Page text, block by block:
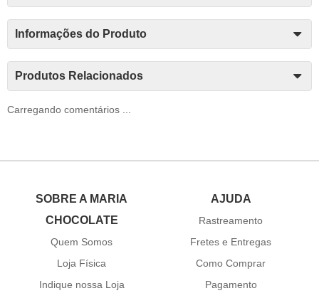
Informações do Produto
Produtos Relacionados
Carregando comentários ...
SOBRE A MARIA
CHOCOLATE
Quem Somos
Loja Física
Indique nossa Loja
AJUDA
Rastreamento
Fretes e Entregas
Como Comprar
Pagamento